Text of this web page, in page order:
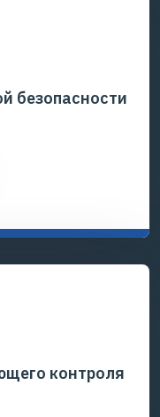
безопасности
контроля